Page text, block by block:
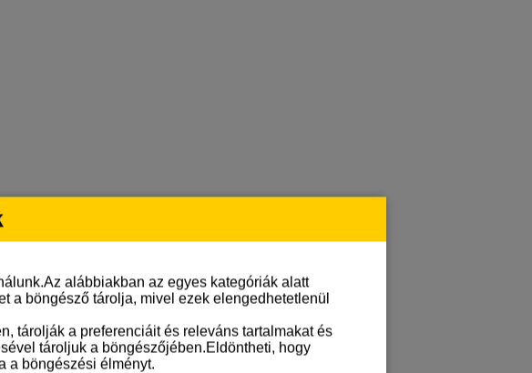
alábbiakban az egyes kategóriák alatt
a böngésző tárolja, mivel ezek elengedhetetlenül
tárolják a preferenciáit és releváns tartalmakat és
tároljuk a böngészőjében.Eldöntheti, hogy
a böngészési élményt.